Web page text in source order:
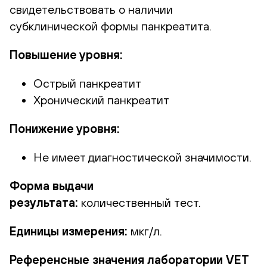
свидетельствовать о наличии
субклинической формы панкреатита.
Повышение уровня:
Острый панкреатит
Хронический панкреатит
Понижение уровня:
Не имеет диагностической значимости.
Форма выдачи
результата: количественный тест.
Единицы измерения: мкг/л.
Референсные значения лаборатории VET